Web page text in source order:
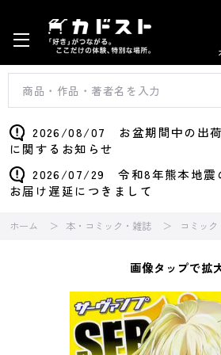
2026/08/07 お盆期間中の出荷
に関するお知らせ
2026/07/29 令和8年熊本地震
お届け遅延につきまして
ホーム 本・コミック・雑誌 コミック
画像タップで拡